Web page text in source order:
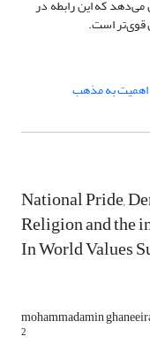
که این رابطه در
است.
اهمیت به مذهب
National Pride,
Religion and the
In World Values
mohammadamin
2